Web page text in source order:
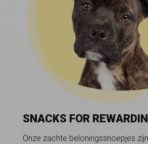
SNACKS FOR
Onze zachte beloningssnoepjes